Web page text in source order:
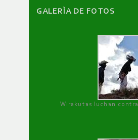
GALERÌA DE FOTOS
Wirakutas luchan